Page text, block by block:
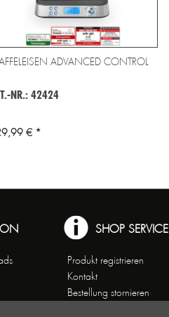
ADVANCED CONTROL
NR.: 42424
€ *
SHOP SERVICE
Produkt registrieren
Kontakt
Bestellung stornieren